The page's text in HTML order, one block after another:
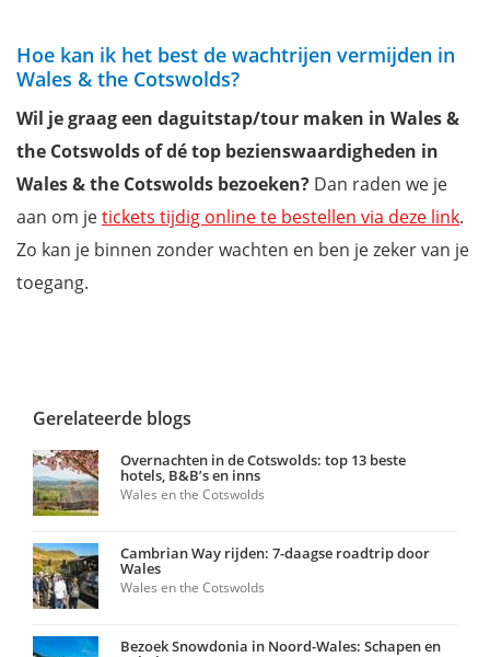
Hoe kan ik het best de wachtrijen vermijden in
Wales & the Cotswolds?
Wil je graag een daguitstap/tour maken in Wales &
the Cotswolds of dé top bezienswaardigheden in
Wales & the Cotswolds bezoeken? Dan raden we je
aan om jetickets tijdig online te bestellen via deze link.
Zo kan je binnen zonder wachten en ben je zeker van je
toegang.
Gerelateerde blogs
Overnachten in de Cotswolds: top 13 beste
hotels, B&B’s en inns
Wales en the Cotswolds
Cambrian Way rijden: 7-daagse roadtrip door
Wales
Wales en the Cotswolds
Bezoek Snowdonia in Noord-Wales: Schapen en